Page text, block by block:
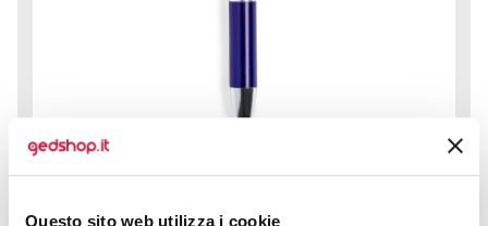
Questo sito web utilizza i cookie